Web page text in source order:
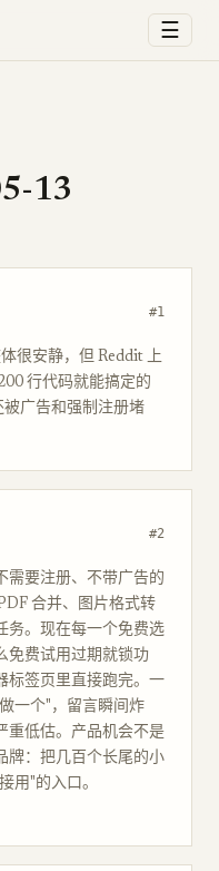
☰
13
#1
很安静，但 Reddit 上
行代码就能搞定的
广告和强制注册堵
#2
需要注册、不带广告的
合并、图片格式转
务。现在每一个免费选
免费试用过期就锁功
标签页里直接跑完。一
一个"，留言瞬间炸
重低估。产品机会不是
牌：把几百个长尾的小
用"的入口。